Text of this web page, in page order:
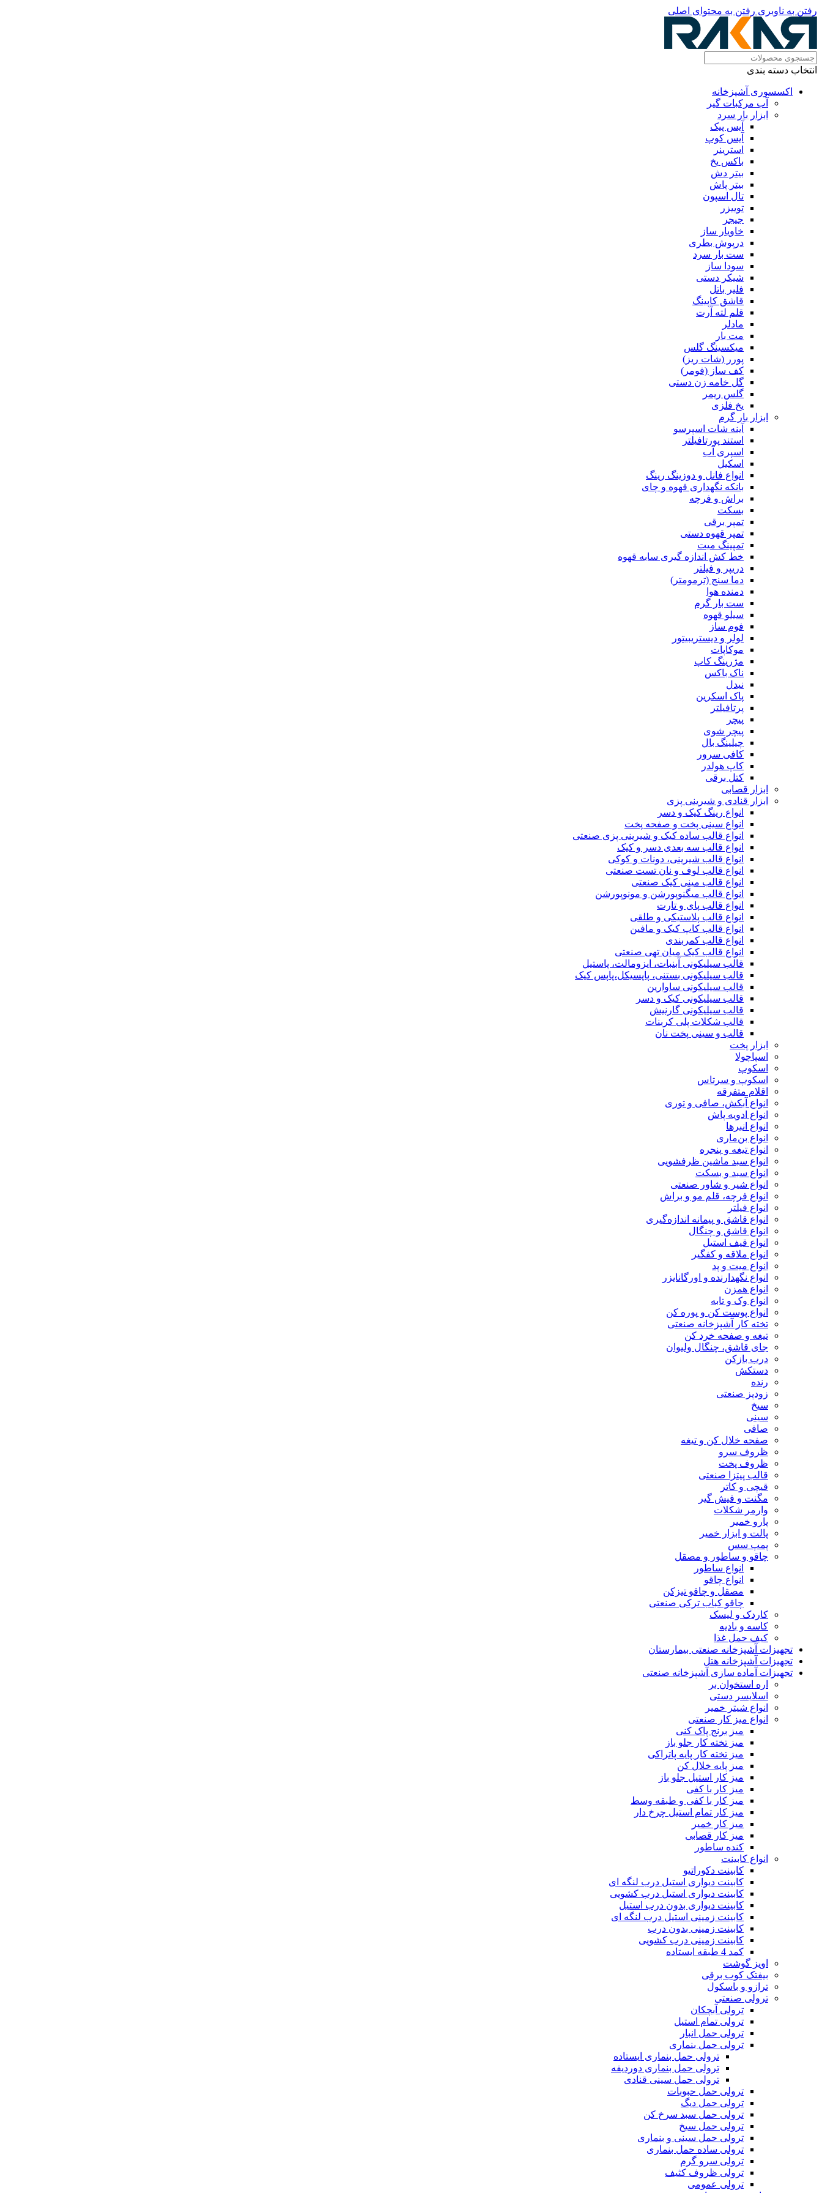
رفتن به ناوبری رفتن به محتوای اصلی
انتخاب دسته بندی
اکسسوری آشپزخانه
آب مرکبات گیر
ابزار بار سرد
آیس پیک
آیس کوپ
استرینر
باکس یخ
بیتر دش
بیتر پاش
تال اسپون
توییزر
جیجر
خاویار ساز
درپوش بطری
ست بار سرد
سودا ساز
شیکر دستی
فلیر باتل
قاشق کاپینگ
قلم لته آرت
مادلر
مت بار
میکسینگ گلس
پورر (شات ریز)
کف ساز (فومر)
گل خامه زن دستی
گلس ریمر
یخ فلزی
ابزار بار گرم
آینه شات اسپرسو
استند پورتافیلتر
اسپری آب
اسکیل
انواع فانل و دوزینگ رینگ
بانکه نگهداری قهوه و چای
براش و فرچه
بسکت
تمپر برقی
تمپر قهوه دستی
تمپینگ میت
خط کش اندازه گیری سابه قهوه
دریپر و فیلتر
دما سنج (ترمومتر)
دمنده هوا
ست بار گرم
سیلو قهوه
فوم ساز
لولر و دیستریبیتور
موکاپات
مژرینگ کاپ
ناک باکس
نیدل
پاک اسکرین
پرتافیلتر
پیچر
پیچر شوی
چیلینگ بال
کافی سرور
کاپ هولدر
کتل برقی
ابزار قصابی
ابزار قنادی و شیرینی پزی
انواع رینگ کیک و دسر
انواع سینی پخت و صفحه پخت
انواع قالب ساده کیک و شیرینی‌ پزی صنعتی
انواع قالب سه بعدی دسر و کیک
انواع قالب شیرینی، دونات و کوکی
انواع قالب لوف و نان تست صنعتی
انواع قالب مینی کیک صنعتی
انواع قالب میگنوپورشن و مونوپورشن
انواع قالب پای و تارت
انواع قالب پلاستیکی و طلقی
انواع قالب کاپ کیک و مافین
انواع قالب کمربندی
انواع قالب کیک میان تهی صنعتی
قالب سیلیکونی آبنبات، ایزومالت، پاستیل
قالب سیلیکونی بستنی، پاپسیکل،پاپس کیک
قالب سیلیکونی ساوارین
قالب سیلیکونی کیک و دسر
قالب سیلیکونی گارنیش
قالب شکلات پلی کربنات
قالب و سینی پخت نان
ابزار پخت
اسپاچولا
اسکوپ
اسکوپ و سرتاس
اقلام متفرقه
انواع آبکش، صافی و توری
انواع ادویه پاش
انواع انبرها
انواع بن‌ماری
انواع تیغه و پنجره
انواع سبد ماشین ظرفشویی
انواع سبد و بسکت
انواع شیر و شاور صنعتی
انواع فرچه، قلم مو و براش
انواع فیلتر
انواع قاشق و پیمانه اندازه‌گیری
انواع قاشق و چنگال
انواع قیف استیل
انواع ملاقه و کفگیر
انواع میت و پد
انواع نگهدارنده و اورگانایزر
انواع همزن
انواع وک و تابه
انواع پوست کن و پوره کن
تخته کار آشپزخانه صنعتی
تیغه و صفحه خرد کن
جای قاشق، چنگال ولیوان
درب بازکن
دستکش
رنده
زودپز صنعتی
سیخ
سینی
صافی
صفحه خلال کن و تیغه
ظروف سرو
ظروف پخت
قالب پیتزا صنعتی
قیچی و کاتر
مگنت و فیش گیر
وارمر شکلات
پارو خمیر
پالت و ابزار خمیر
پمپ سس
چاقو و ساطور و مصقل
انواع ساطور
انواع چاقو
مصقل و چاقو تیزکن
چاقو کباب ترکی صنعتی
کاردک و لیسک
کاسه و بادیه
کیف حمل غذا
تجهیزات آشپزخانه صنعتی بیمارستان
تجهیزات آشپزخانه هتل
تجهیزات آماده سازی آشپزخانه صنعتی
اره استخوان بر
اسلایسر دستی
انواع شیتر خمیر
انواع میز کار صنعتی
میز برنج پاک کنی
میز تخته کار جلو باز
میز تخته کار پایه پاتراکی
میز پایه خلال کن
میز کار استیل جلو باز
میز کار با کفی
میز کار با کفی و طبقه وسط
میز کار تمام استیل چرخ دار
میز کار خمیر
میز کار قصابی
کنده ساطور
انواع کابینت
کابینت دکوراتیو
کابینت دیواری استیل درب لنگه ای
کابینت دیواری استیل درب کشویی
کابینت دیواری بدون درب استیل
کابینت زمینی استیل درب لنگه ای
کابینت زمینی بدون درب
کابینت زمینی درب کشویی
کمد 4 طبقه ایستاده
اویز گوشت
بیفتک کوب برقی
ترازو و باسکول
ترولی صنعتی
ترولی آبچکان
ترولی تمام استیل
ترولی حمل انبار
ترولی حمل بنماری
ترولی حمل بنماری ایستاده
ترولی حمل بنماری دوردیفه
ترولی حمل سینی قنادی
ترولی حمل حبوبات
ترولی حمل دیگ
ترولی حمل سبد سرخ کن
ترولی حمل سیخ
ترولی حمل سینی و بنماری
ترولی ساده حمل بنماری
ترولی سرو گرم
ترولی ظروف کثیف
ترولی عمومی